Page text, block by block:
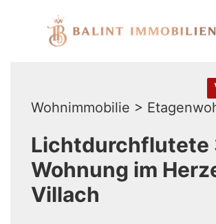
Wohnimmobilie >
Lichtdurchflutete
Wohnung im
Villach